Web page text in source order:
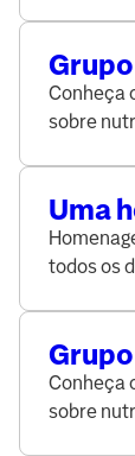
para
Conheça
sobre
Uma
todos os
Conheça
sobre